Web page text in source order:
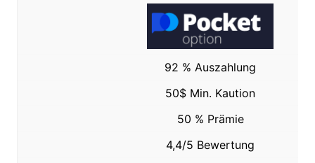
92 % Auszahlung
50$ Min. Kaution
50 % Prämie
4,4/5 Bewertung